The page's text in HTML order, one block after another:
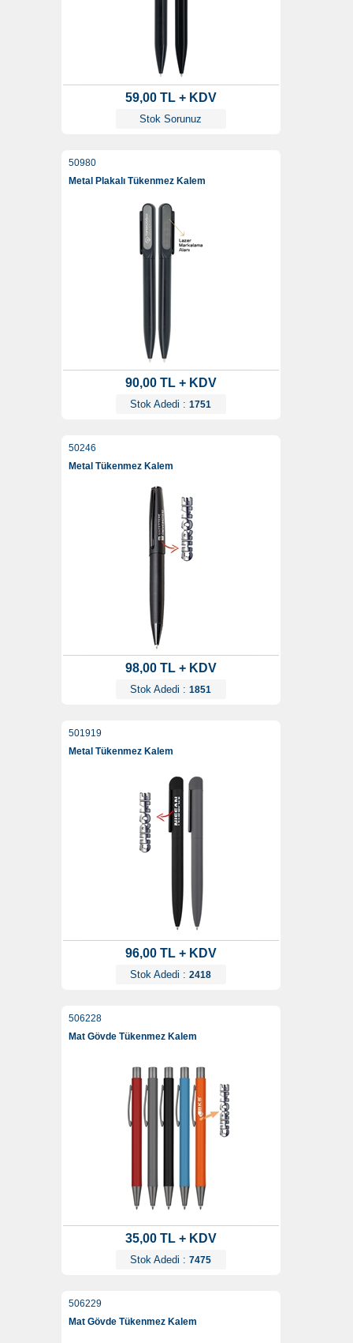
59,00 TL + KDV
Stok Sorunuz
50980
Metal Plakalı Tükenmez Kalem
90,00 TL + KDV
Stok Adedi : 1751
50246
Metal Tükenmez Kalem
98,00 TL + KDV
Stok Adedi : 1851
501919
Metal Tükenmez Kalem
96,00 TL + KDV
Stok Adedi : 2418
506228
Mat Gövde Tükenmez Kalem
35,00 TL + KDV
Stok Adedi : 7475
506229
Mat Gövde Tükenmez Kalem